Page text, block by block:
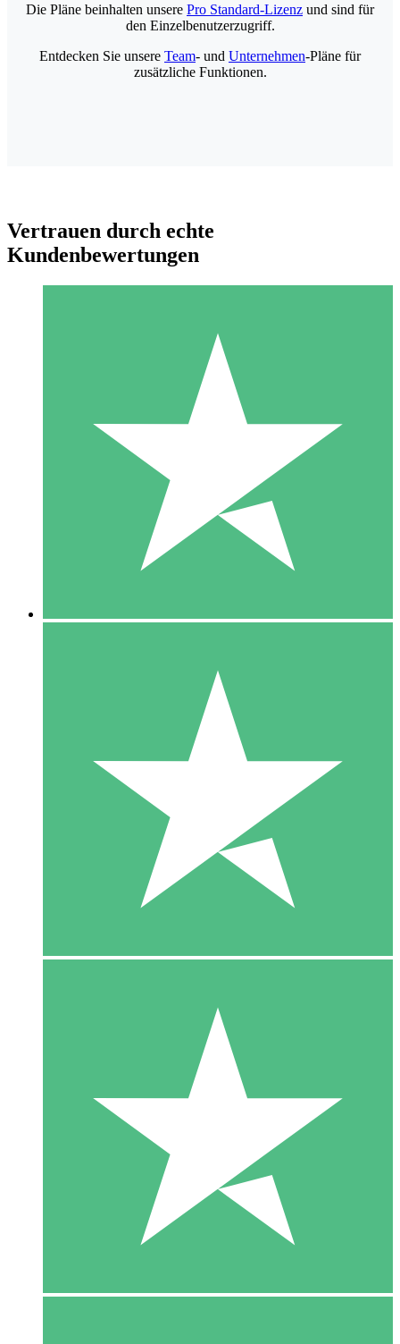
Individuelle Credit-Pakete
Zahlen Sie nach Bedarf mit Download-Credits. Keine
monatliche Verpflichtung erforderlich.
10 00
10 Downloads
20 00
Die Pläne beinhalten unsere Pro Standard-Lizenz und sind für
den Einzelbenutzerzugriff.
Entdecken Sie unsere Team- und Unternehmen-Pläne für
zusätzliche Funktionen.
Vertrauen durch echte
Kundenbewertungen